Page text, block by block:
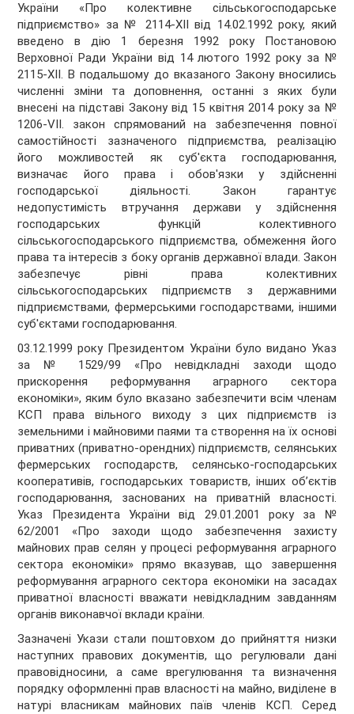
України «Про колективне сільськогосподарське
підприємство» за № 2114-ХІІ від 14.02.1992 року, який
введено в дію 1 березня 1992 року Постановою
Верховної Ради України від 14 лютого 1992 року за №
2115-ХІІ. В подальшому до вказаного Закону вносились
численні зміни та доповнення, останні з яких були
внесені на підставі Закону від 15 квітня 2014 року за №
1206-VІІ. закон спрямований на забезпечення повної
самостійності зазначеного підприємства, реалізацію
його можливостей як суб'єкта господарювання,
визначає його права і обов'язки у здійсненні
господарської діяльності. Закон гарантує
недопустимість втручання держави у здійснення
господарських функцій колективного
сільськогосподарського підприємства, обмеження його
права та інтересів з боку органів державної влади. Закон
забезпечує рівні права колективних
сільськогосподарських підприємств з державними
підприємствами, фермерськими господарствами, іншими
суб'єктами господарювання.
03.12.1999 року Президентом України було видано Указ
за № 1529/99 «Про невідкладні заходи щодо
прискорення реформування аграрного сектора
економіки», яким було вказано забезпечити всім членам
КСП права вільного виходу з цих підприємств із
земельними і майновими паями та створення на їх основі
приватних (приватно-орендних) підприємств, селянських
фермерських господарств, селянсько-господарських
кооперативів, господарських товариств, інших об’єктів
господарювання, заснованих на приватній власності.
Указ Президента України від 29.01.2001 року за №
62/2001 «Про заходи щодо забезпечення захисту
майнових прав селян у процесі реформування аграрного
сектора економіки» прямо вказував, що завершення
реформування аграрного сектора економіки на засадах
приватної власності вважати невідкладним завданням
органів виконавчої вклади країни.
Зазначені Укази стали поштовхом до прийняття низки
наступних правових документів, що регулювали дані
правовідносини, а саме врегулювання та визначення
порядку оформленні прав власності на майно, виділене в
натурі власникам майнових паїв членів КСП. Серед